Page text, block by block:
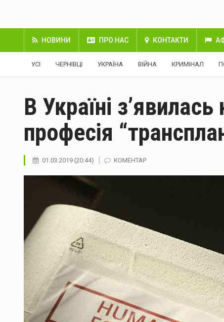
НОВИНИ ПРО НАС КОНТАКТИ
УСІ ЧЕРНІВЦІ УКРАЇНА ВІЙНА КРИМІНАЛ
В Україні
професія
01.03.2019 (20:44) КОМЕНТАР